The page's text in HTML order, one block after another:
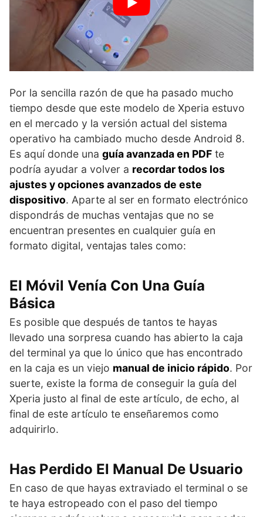
Por la sencilla razón de que ha pasado mucho
tiempo desde que este modelo de Xperia estuvo
en el mercado y la versión actual del sistema
operativo ha cambiado mucho desde Android 8.
Es aquí donde una guía avanzada en PDF te
podría ayudar a volver a recordar todos los
ajustes y opciones avanzados de este
dispositivo. Aparte al ser en formato electrónico
dispondrás de muchas ventajas que no se
encuentran presentes en cualquier guía en
formato digital, ventajas tales como:
El Móvil Venía Con Una Guía
Básica
Es posible que después de tantos te hayas
llevado una sorpresa cuando has abierto la caja
del terminal ya que lo único que has encontrado
en la caja es un viejo manual de inicio rápido. Por
suerte, existe la forma de conseguir la guía del
Xperia justo al final de este artículo, de echo, al
final de este artículo te enseñaremos como
adquirirlo.
Has Perdido El Manual De Usuario
En caso de que hayas extraviado el terminal o se
te haya estropeado con el paso del tiempo